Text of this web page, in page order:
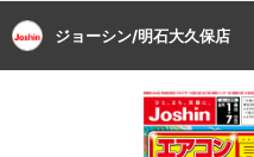
ジョーシン/明石大久保店